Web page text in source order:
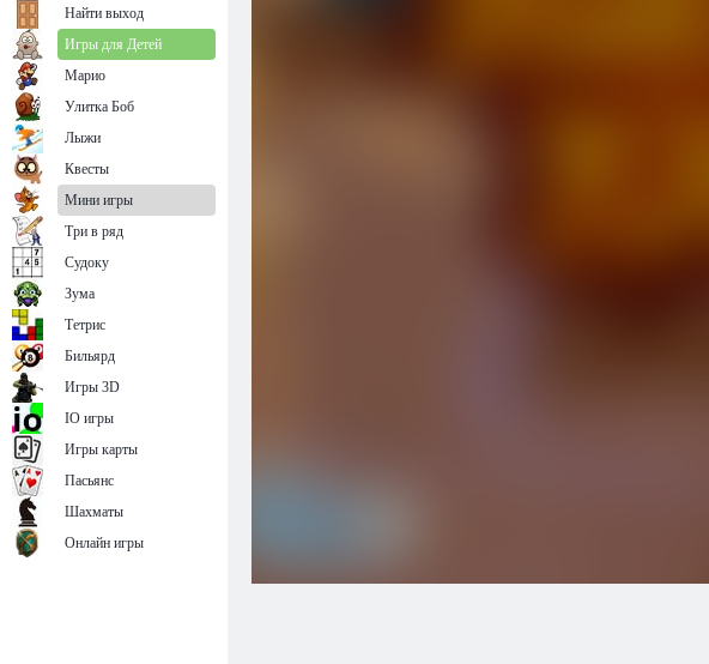
Найти выход
Игры для Детей
Марио
Улитка Боб
Лыжи
Квесты
Мини игры
Три в ряд
Судоку
Зума
Тетрис
Бильярд
Игры 3D
IO игры
Игры карты
Пасьянс
Шахматы
Онлайн игры